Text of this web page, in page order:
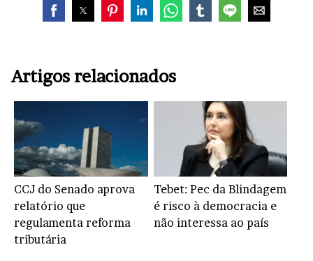
Artigos relacionados
CCJ do Senado aprova
relatório que
regulamenta reforma
tributária
Tebet: Pec da Blindagem
é risco à democracia e
não interessa ao país